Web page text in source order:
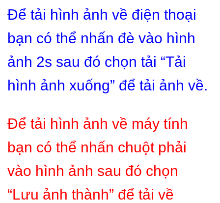
Để tải hình ảnh về điện thoại
bạn có thể nhấn đè vào hình
ảnh 2s sau đó chọn tải “Tải
hình ảnh xuống” để tải ảnh về.
Để tải hình ảnh về máy tính
bạn có thể nhấn chuột phải
vào hình ảnh sau đó chọn
“Lưu ảnh thành” để tải về